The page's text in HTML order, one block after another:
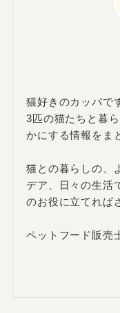
猫好きのカッパで
3匹の猫たちと暮
かにする情報をま
猫との暮らしの、
デア、日々の生活
のお役に立てれば
ペットフード販売